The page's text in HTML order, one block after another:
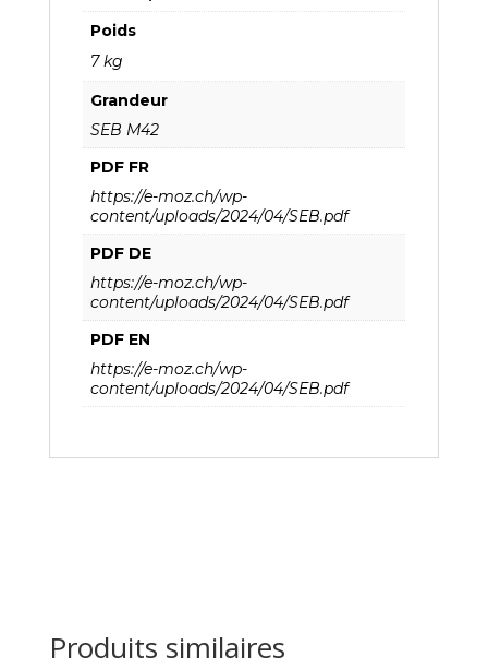
Poids
7 kg
Grandeur
SEB M42
PDF FR
https://e-moz.ch/wp-
content/uploads/2024/04/SEB.pdf
PDF DE
https://e-moz.ch/wp-
content/uploads/2024/04/SEB.pdf
PDF EN
https://e-moz.ch/wp-
content/uploads/2024/04/SEB.pdf
Produits similaires